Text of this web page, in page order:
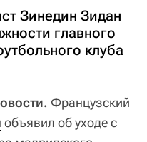
Зинедин Зидан
главного
клуба
Французский
объявил об уходе с